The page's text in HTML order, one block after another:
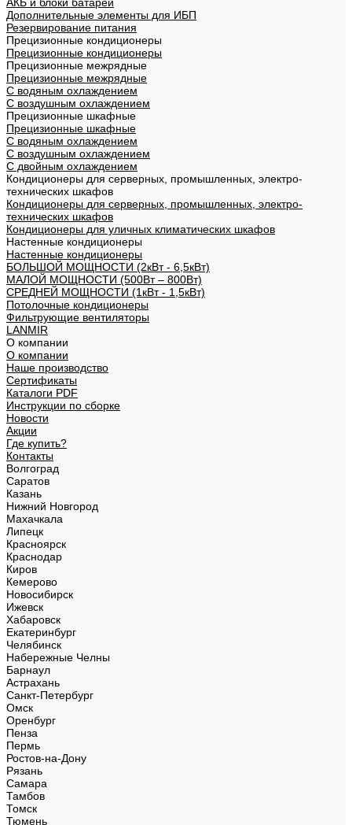
Дополнительные элементы для ИБП
Резервирование питания
Прецизионные кондиционеры
Прецизионные кондиционеры
Прецизионные межрядные
Прецизионные межрядные
С водяным охлаждением
С воздушным охлаждением
Прецизионные шкафные
Прецизионные шкафные
С водяным охлаждением
С воздушным охлаждением
С двойным охлаждением
Кондиционеры для серверных, промышленных, электро-
технических шкафов
Кондиционеры для серверных, промышленных, электро-
технических шкафов
Кондиционеры для уличных климатических шкафов
Настенные кондиционеры
Настенные кондиционеры
БОЛЬШОЙ МОЩНОСТИ (2кВт - 6,5кВт)
МАЛОЙ МОЩНОСТИ (500Вт – 800Вт)
СРЕДНЕЙ МОЩНОСТИ (1кВт - 1,5кВт)
Потолочные кондиционеры
Фильтрующие вентиляторы
LANMIR
О компании
О компании
Наше производство
Сертификаты
Каталоги PDF
Инструкции по сборке
Новости
Акции
Где купить?
Контакты
Волгоград
Саратов
Казань
Нижний Новгород
Махачкала
Липецк
Красноярск
Краснодар
Киров
Кемерово
Новосибирск
Ижевск
Хабаровск
Екатеринбург
Челябинск
Набережные Челны
Барнаул
Астрахань
Санкт-Петербург
Омск
Оренбург
Пенза
Пермь
Ростов-на-Дону
Рязань
Самара
Тамбов
Томск
Тюмень